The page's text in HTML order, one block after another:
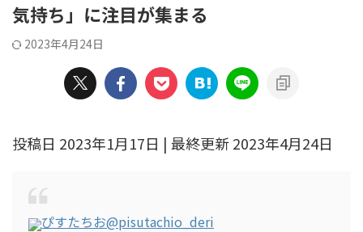
気持ち」に注目が集まる
2023年4月24日
投稿日 2023年1月17日 | 最終更新 2023年4月24日
ぴすたちお@pisutachio_deri